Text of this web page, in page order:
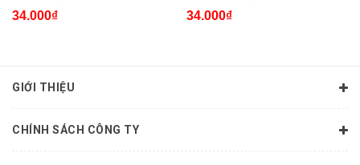
34.000₫ 34.000₫
GIỚI THIỆU
CHÍNH SÁCH CÔNG TY